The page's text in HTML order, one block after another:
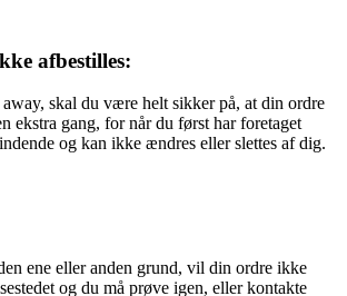
afbestilles:
skal du være helt sikker på, at din ordre
ekstra gang, for når du først har foretaget
og kan ikke ændres eller slettes af dig.
ene eller anden grund, vil din ordre ikke
og du må prøve igen, eller kontakte